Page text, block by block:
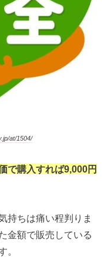
at/1504/
で購入すれば9,000円
持ちは痛い程判りま
金額で販売している
。